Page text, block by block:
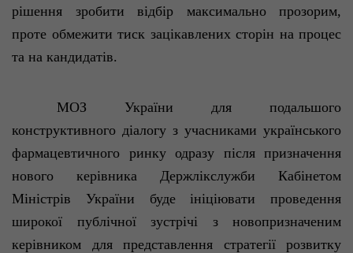
рішення
зробити відбір максимально прозорим,
проте обмежити тиск зацікавлених сторін на процес
та на кандидатів.
МОЗ України для подальшого
конструктивного діалогу з учасниками українського
фармацевтичного ринку одразу після призначення
нового керівника Держлікслужби
Кабінетом
Міністрів
України будеініціювати
проведення
широкої
публічної зустрічі з новопризначеним
керівником для представлення стратегії
розвитку